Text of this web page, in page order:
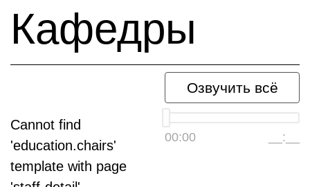
Кафедры
Озвучить всё
00:00 __:__
Cannot find
'education.chairs'
template with page